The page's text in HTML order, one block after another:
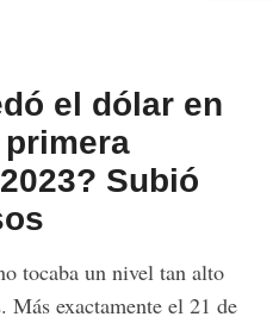
el dólar en
Subió
tocaba un nivel tan alto
Más exactamente el 21 de